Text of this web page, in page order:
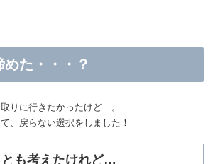
た・・・？
りに行きたかったけど…。
、戻らない選択をしました！
も考えたけれど…